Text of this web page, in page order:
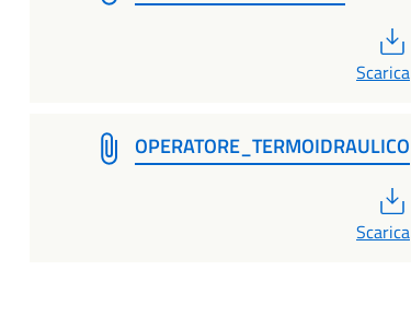
Scarica
OPERATORE_TERMOIDRAULICO
Scarica